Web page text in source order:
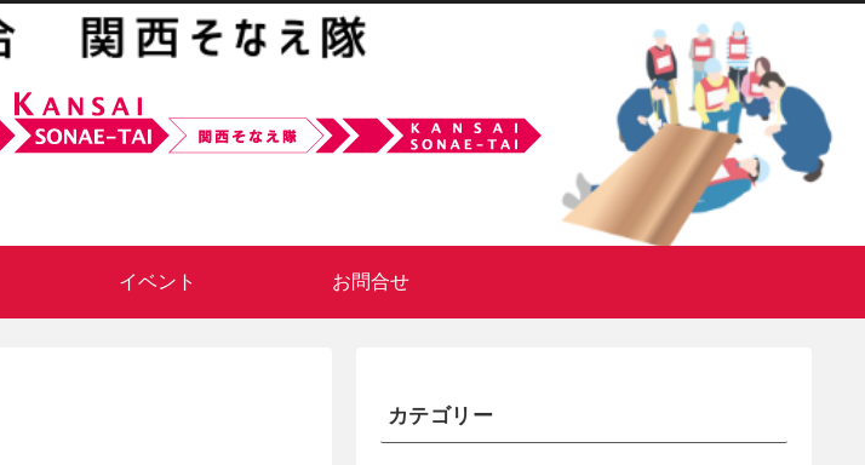
イベント お問合せ
カテゴリー